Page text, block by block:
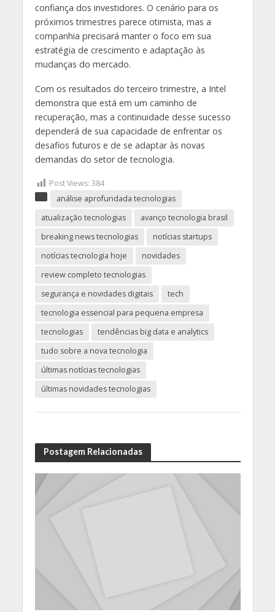
confiança dos investidores. O cenário para os
próximos trimestres parece otimista, mas a
companhia precisará manter o foco em sua
estratégia de crescimento e adaptação às
mudanças do mercado.
Com os resultados do terceiro trimestre, a Intel
demonstra que está em um caminho de
recuperação, mas a continuidade desse sucesso
dependerá de sua capacidade de enfrentar os
desafios futuros e de se adaptar às novas
demandas do setor de tecnologia.
Post Views: 384
análise aprofundada tecnologias
atualização tecnologias
avanço tecnologia brasil
breaking news tecnologias
notícias startups
notícias tecnologia hoje
novidades
review completo tecnologias
segurança e novidades digitais
tech
tecnologia essencial para pequena empresa
tecnologias
tendências big data e analytics
tudo sobre a nova tecnologia
últimas notícias tecnologias
últimas novidades tecnologias
Postagem Relacionadas